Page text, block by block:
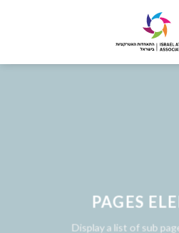
PAGES
Display a list of sub